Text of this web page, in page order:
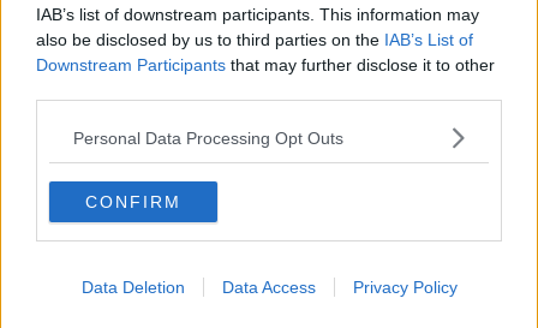
IAB’s list of downstream participants. This information may
also be disclosed by us to third parties on the IAB’s List of
Downstream Participants that may further disclose it to other
Personal Data Processing Opt Outs
CONFIRM
Data Deletion Data Access Privacy Policy
La finale di "The Voice senior" parla toscano
Con Mascagni armonie rusticane in ospedale
Francigena Melody Road, tappa al Guglielmi
​Festival Sinfonico, ultimo appuntamento
Conto alla rovescia per il Maggio in piazza